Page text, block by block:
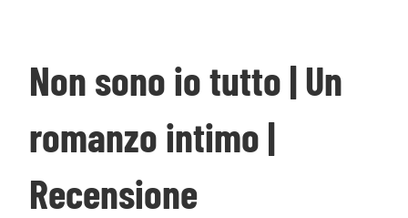
Non sono io tutto | Un
romanzo intimo |
Recensione